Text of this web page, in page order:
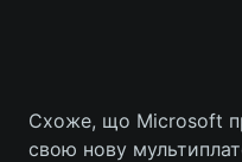
Схоже, що Microsoft
свою нову